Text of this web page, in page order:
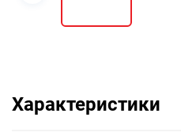
Характеристики